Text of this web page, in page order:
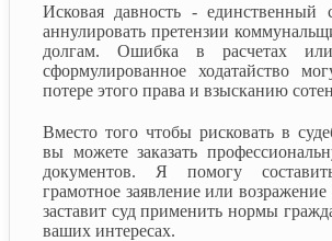
Исковая давность - единственный
аннулировать претензии
долгам. Ошибка в расчетах или
сформулированное ходатайство
потере этого права и взысканию
Вместо того чтобы рисковать в
вы можете заказать
документов. Я помогу
грамотное заявление или возражение
заставит суд применить нормы
ваших интересах.